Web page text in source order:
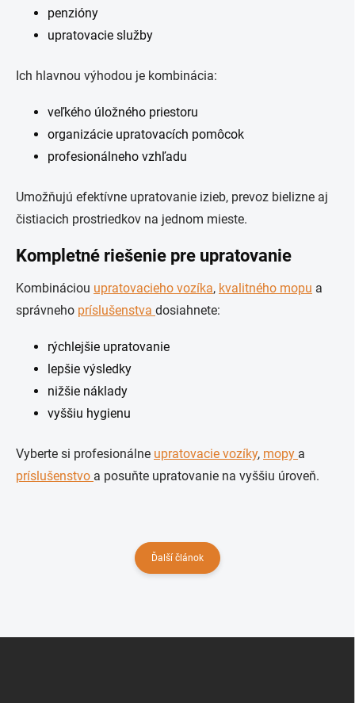
penzióny
upratovacie služby
Ich hlavnou výhodou je kombinácia:
veľkého úložného priestoru
organizácie upratovacích pomôcok
profesionálneho vzhľadu
Umožňujú efektívne upratovanie izieb, prevoz bielizne aj
čistiacich prostriedkov na jednom mieste.
Kompletné riešenie pre upratovanie
Kombináciou upratovacieho vozíka, kvalitného mopu a
správneho príslušenstva dosiahnete:
rýchlejšie upratovanie
lepšie výsledky
nižšie náklady
vyššiu hygienu
Vyberte si profesionálne upratovacie vozíky, mopy a
príslušenstvo a posuňte upratovanie na vyššiu úroveň.
Ďalší článok